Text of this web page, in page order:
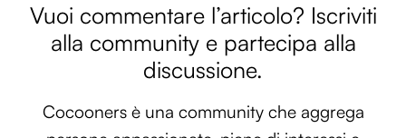
Vuoi commentare l’articolo? Iscriviti
alla community e partecipa alla
discussione.
Cocooners è una community che aggrega